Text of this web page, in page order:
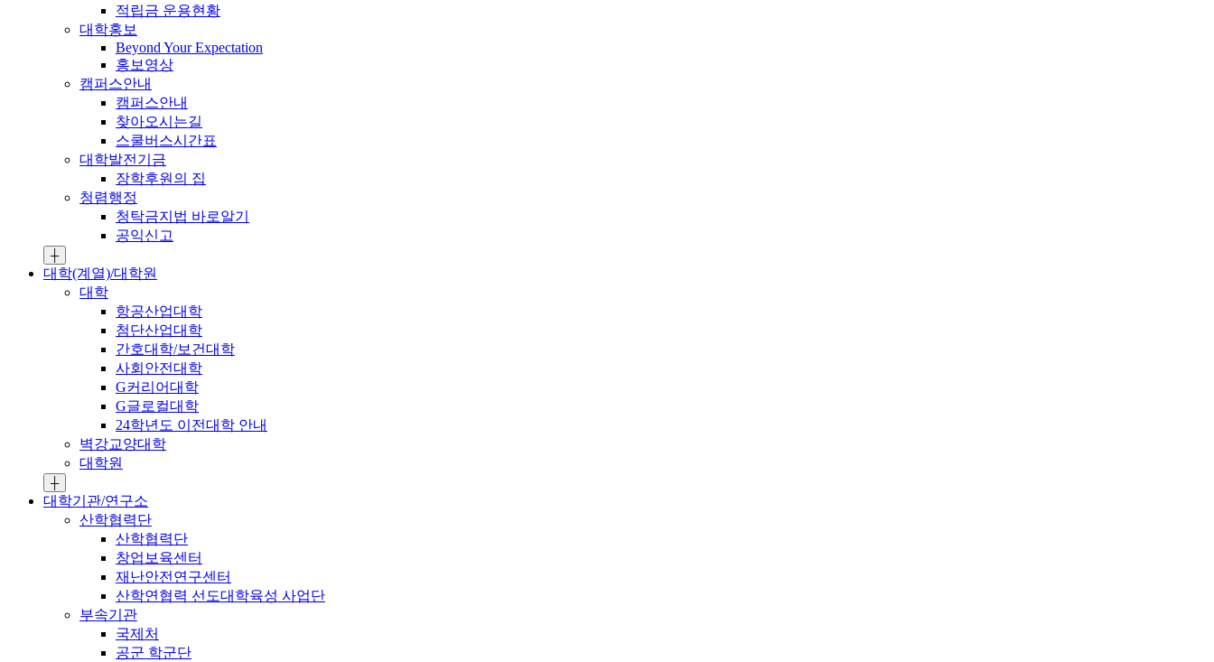
적립금 운용현황
대학홍보
Beyond Your Expectation
홍보영상
캠퍼스안내
캠퍼스안내
찾아오시는길
스쿨버스시간표
대학발전기금
장학후원의 집
청렴행정
청탁금지법 바로알기
공익신고
┼
대학(계열)/대학원
대학
항공산업대학
첨단산업대학
간호대학/보건대학
사회안전대학
G커리어대학
G글로컬대학
24학년도 이전대학 안내
벽강교양대학
대학원
┼
대학기관/연구소
산학협력단
산학협력단
창업보육센터
재난안전연구센터
산학연협력 선도대학육성 사업단
부속기관
국제처
공군 학군단